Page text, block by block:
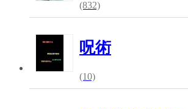
(832)
呪術
(10)